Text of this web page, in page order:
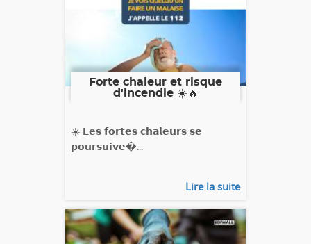
Forte chaleur et risque
d'incendie ☀️🔥
☀️ 𝗟𝗲𝘀 𝗳𝗼𝗿𝘁𝗲𝘀 𝗰𝗵𝗮𝗹𝗲𝘂𝗿𝘀 𝘀𝗲
𝗽𝗼𝘂𝗿𝘀𝘂𝗶𝘃𝗲�...
Lire la suite